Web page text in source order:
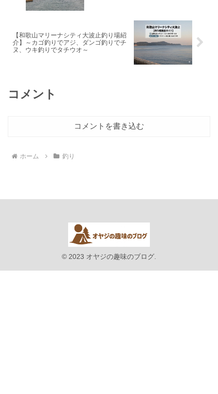
【和歌山マリーナシティ大波止釣り場紹
介】～カゴ釣りでアジ、ダンゴ釣りでチ
ヌ、ウキ釣りでタチウオ～
コメント
コメントを書き込む
ホーム 釣り
© 2023 オヤジの趣味のブログ.